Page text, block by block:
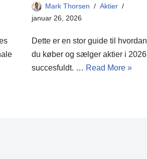
Mark Thorsen
Aktier
januar 26, 2026
Dette er en stor guide til hvordan
du køber og sælger aktier i 2026
succesfuldt. … Read More »